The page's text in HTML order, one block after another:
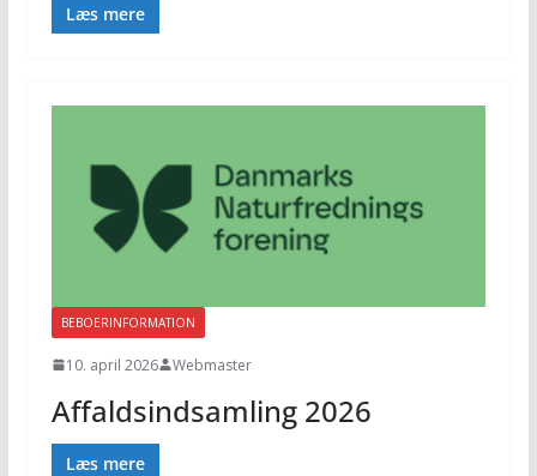
Læs mere
BEBOERINFORMATION
10. april 2026 Webmaster
Affaldsindsamling 2026
Læs mere